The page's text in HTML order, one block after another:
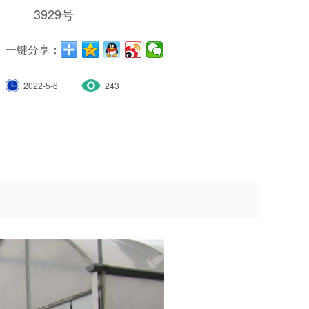
3929号
一键分享：
2022-5-6 243